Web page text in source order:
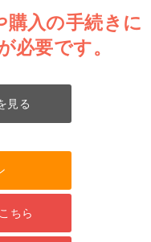
購入の手続きに
必要です。
見る
ちら